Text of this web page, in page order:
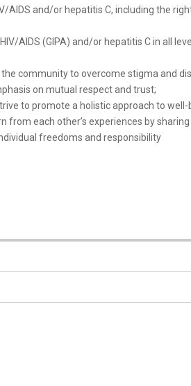
AIDS and/or hepatitis C, including the
AIDS (GIPA) and/or hepatitis C in all
community to overcome stigma and
on mutual respect and trust;
to promote a holistic approach to well-
each other’s experiences by
freedoms and responsibility